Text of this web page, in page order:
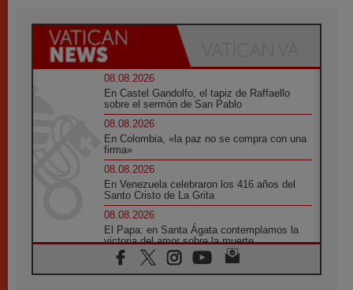
08.08.2026
En Castel Gandolfo, el tapiz de Raffaello
sobre el sermón de San Pablo
08.08.2026
En Colombia, «la paz no se compra con una
firma»
08.08.2026
En Venezuela celebraron los 416 años del
Santo Cristo de La Grita
08.08.2026
El Papa: en Santa Ágata contemplamos la
victoria del amor sobre la muerte
08.08.2026
León XIV visitará el Santuario de la Madre